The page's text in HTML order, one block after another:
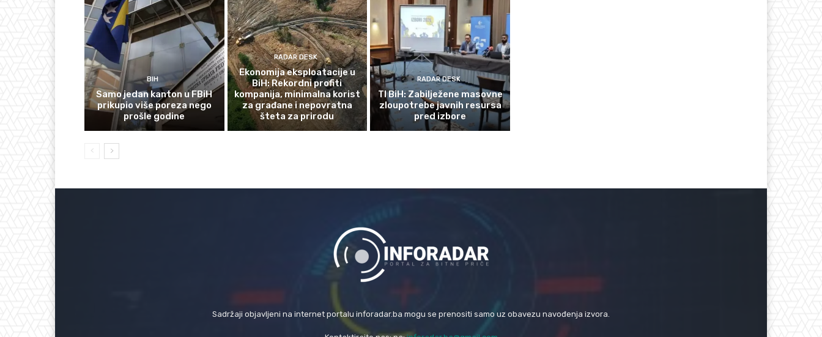
BIH
Samo jedan kanton u FBiH
prikupio više poreza nego
prošle godine
RADAR DESK
Ekonomija eksploatacije u
BiH: Rekordni profiti
kompanija, minimalna korist
za građane i nepovratna
šteta za prirodu
RADAR DESK
TI BiH: Zabilježene masovne
zloupotrebe javnih resursa
pred izbore
Sadržaji objavljeni na internet portalu inforadar.ba mogu se prenositi samo uz obavezu navođenja izvora.